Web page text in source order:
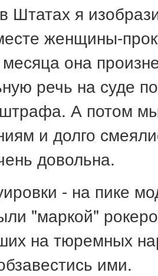
я
женщины-
она
речь на суде
А потом
и долго
довольна.
- на пике
"маркой"
на тюремных
ими.